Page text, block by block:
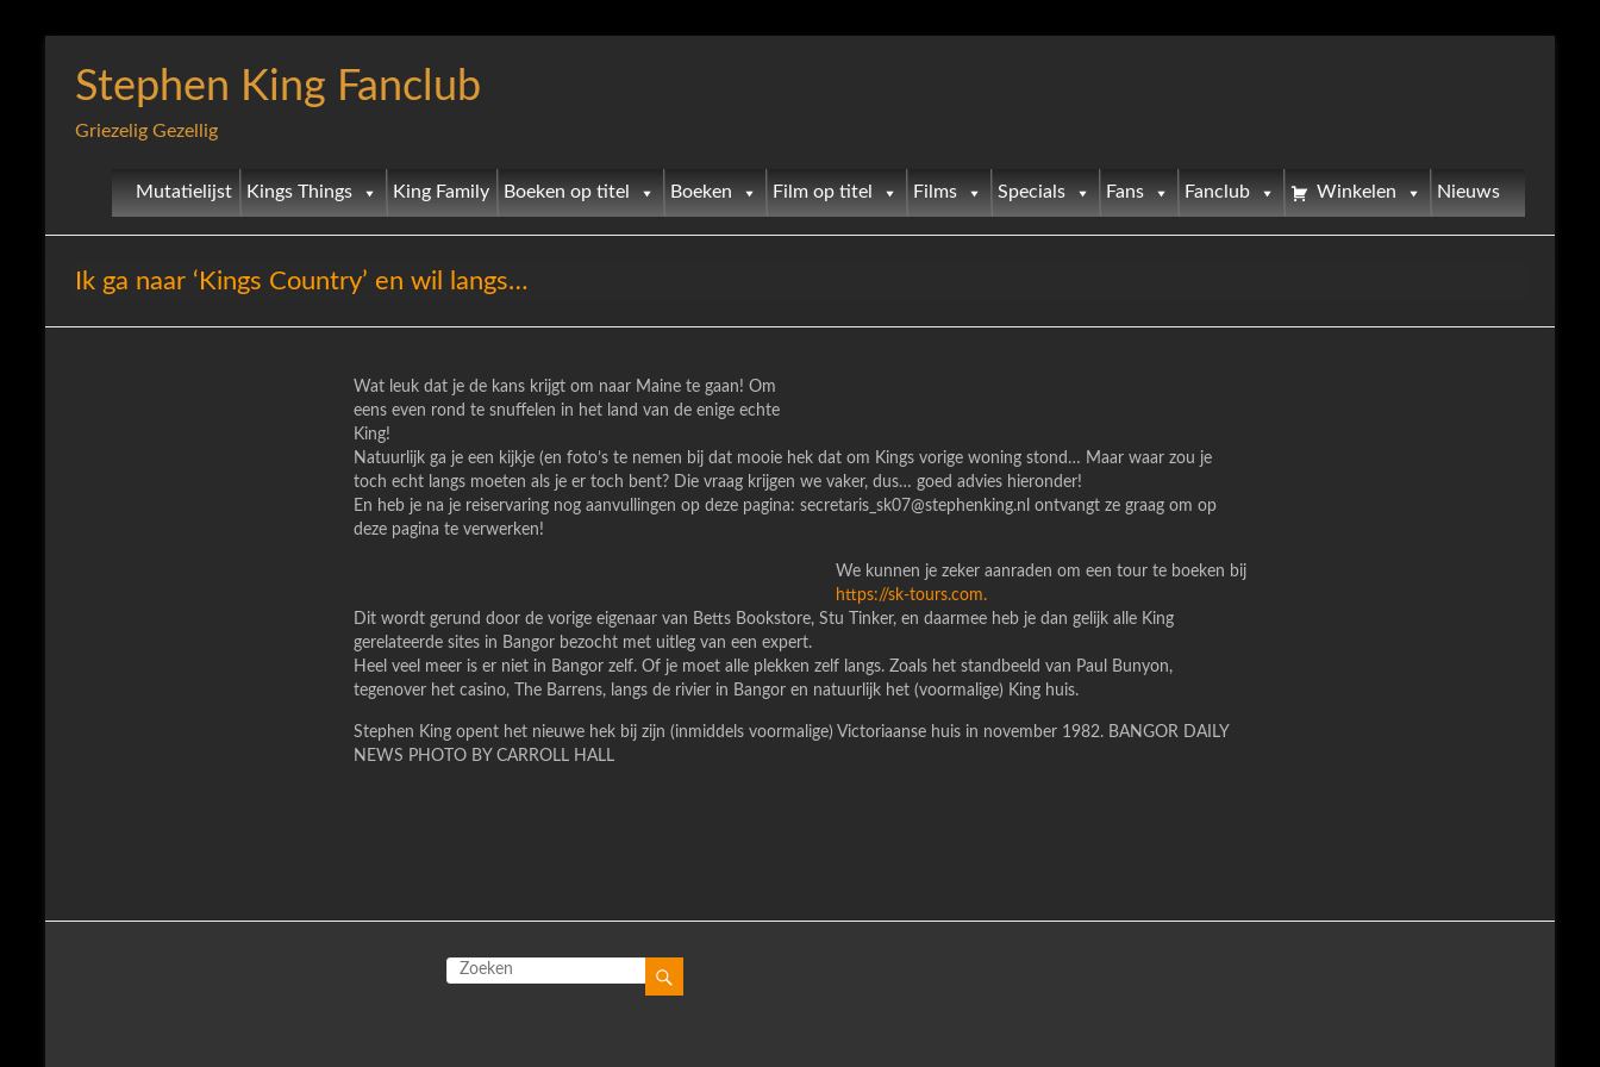
Stephen King Fanclub
Griezelig Gezellig
Mutatielijst Kings Things King Family Boeken op titel Boeken Film op titel Films Specials Fans Fanclub Winkelen Nieuws
Ik ga naar ‘Kings Country’ en wil langs…
Wat leuk dat je de kans krijgt om naar Maine te gaan! Om
eens even rond te snuffelen in het land van de enige echte
King!
Natuurlijk ga je een kijkje (en foto’s te nemen bij dat mooie hek dat om Kings vorige woning stond… Maar waar zou je
toch echt langs moeten als je er toch bent? Die vraag krijgen we vaker, dus… goed advies hieronder!
En heb je na je reiservaring nog aanvullingen op deze pagina: secretaris_sk07@stephenking.nl ontvangt ze graag om op
deze pagina te verwerken!
We kunnen je zeker aanraden om een tour te boeken bij
https://sk-tours.com.
Dit wordt gerund door de vorige eigenaar van Betts Bookstore, Stu Tinker, en daarmee heb je dan gelijk alle King
gerelateerde sites in Bangor bezocht met uitleg van een expert.
Heel veel meer is er niet in Bangor zelf. Of je moet alle plekken zelf langs. Zoals het standbeeld van Paul Bunyon,
tegenover het casino, The Barrens, langs de rivier in Bangor en natuurlijk het (voormalige) King huis.
Stephen King opent het nieuwe hek bij zijn (inmiddels voormalige) Victoriaanse huis in november 1982. BANGOR DAILY
NEWS PHOTO BY CARROLL HALL